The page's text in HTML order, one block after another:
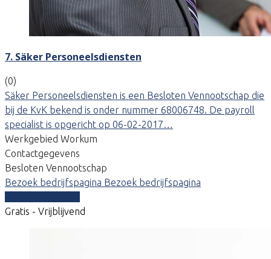
7. Säker Personeelsdiensten
(0)
Säker Personeelsdiensten is een Besloten Vennootschap die
bij de KvK bekend is onder nummer 68006748. De payroll
specialist is opgericht op 06-02-2017…
Werkgebied Workum
Contactgegevens
Besloten Vennootschap
Bezoek bedrijfspagina Bezoek bedrijfspagina
Gratis - Vrijblijvend